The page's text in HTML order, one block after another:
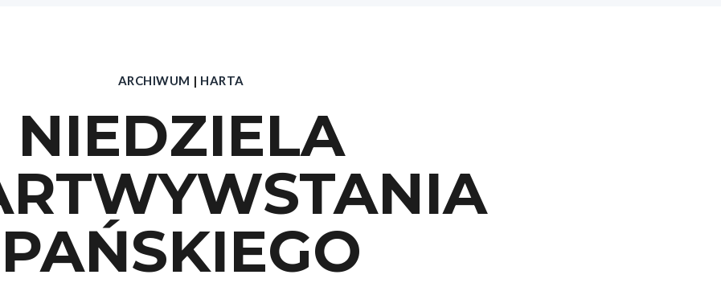
ARCHIWUM | HARTA
NIEDZIELA
PAŃSKIEGO